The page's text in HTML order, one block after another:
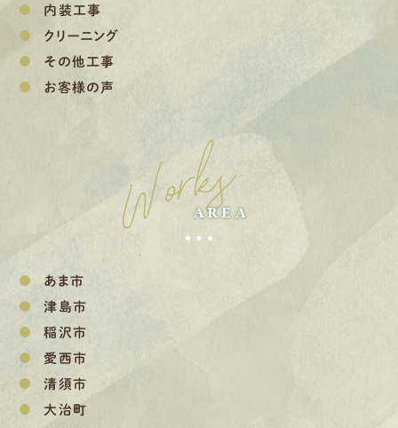
内装工事
クリーニング
その他工事
お客様の声
Works
AREA
あま市
津島市
稲沢市
愛西市
清須市
大治町